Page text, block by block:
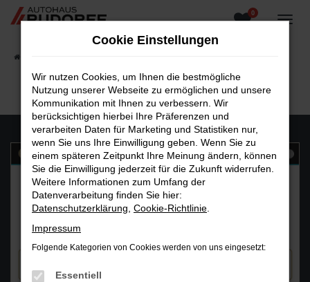
Zum
0
Cookie Einstellungen
Wir nutzen Cookies, um Ihnen die bestmögliche
Nutzung unserer Webseite zu ermöglichen und unsere
Kommunikation mit Ihnen zu verbessern. Wir
berücksichtigen hierbei Ihre Präferenzen und
verarbeiten Daten für Marketing und Statistiken nur,
wenn Sie uns Ihre Einwilligung geben. Wenn Sie zu
einem späteren Zeitpunkt Ihre Meinung ändern, können
Sie die Einwilligung jederzeit für die Zukunft widerrufen.
Weitere Informationen zum Umfang der
Datenverarbeitung finden Sie hier:
Datenschutzerklärung Cookie-Richtlinie
Impressum
Folgende Kategorien von Cookies werden von uns eingesetzt:
Essentiell